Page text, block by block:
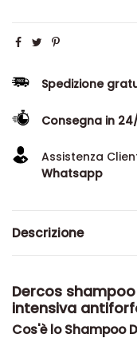
Spedizione
Consegna in
Assistenza
Whatsapp
Descrizione
Dercos
intensiva
Cos'è lo Shampoo